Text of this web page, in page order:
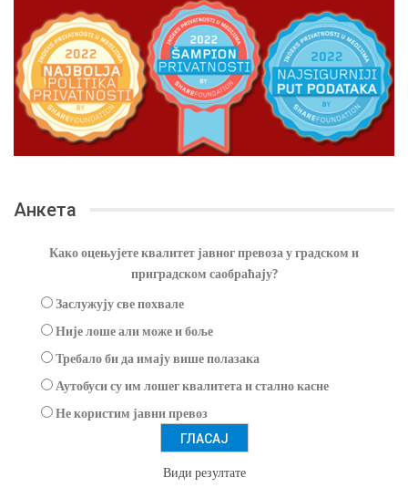
Анкета
Како оцењујете квалитет јавног превоза у градском и
приградском саобраћају?
Заслужују све похвале
Није лоше али може и боље
Требало би да имају више полазака
Аутобуси су им лошег квалитета и стално касне
Не користим јавни превоз
Види резултате